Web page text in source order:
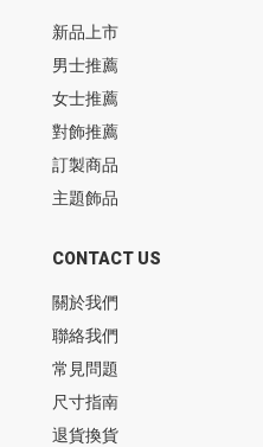
新品上市
男士推薦
女士推薦
對飾推薦
訂製商品
主題飾品
CONTACT US
關於我們
聯絡我們
常見問題
尺寸指南
退貨換貨